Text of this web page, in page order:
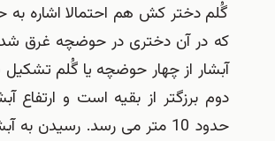
گُلم دختر کش هم احتمالا اشاره به
که در آن دختری در حوضچه غرق
آبشار از چهار حوضچه یا گُلم
دوم برزگتر از بقیه است و ارتفاع
حدود 10 متر می رسد. رسیدن به